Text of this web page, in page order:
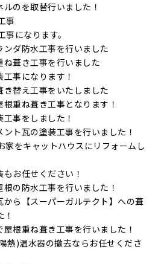
のを取替行いました！
事
になります。
ダ防水工事を行いました
葺き工事を行いました
事になります！
替え工事をいたしました
重ね葺き工事となります！
事をしました！
ト瓦の塗装工事を行いました！
をキャットハウスにリフォームし
お任せください！
の防水工事を行いました！
ら【スーパーガルテクト】への葺
根重ね葺き工事を行いました！
熱)温水器の撤去ならお任せくださ